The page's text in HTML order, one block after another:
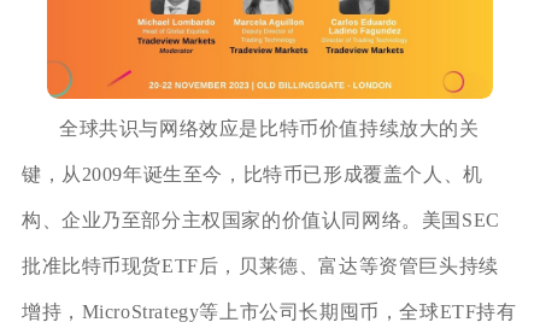
全球共识与网络效应是比特币价值持续放大的关
键，从2009年诞生至今，比特币已形成覆盖个人、机
构、企业乃至部分主权国家的价值认同网络。美国SEC
批准比特币现货ETF后，贝莱德、富达等资管巨头持续
增持，MicroStrategy等上市公司长期囤币，全球ETF持有